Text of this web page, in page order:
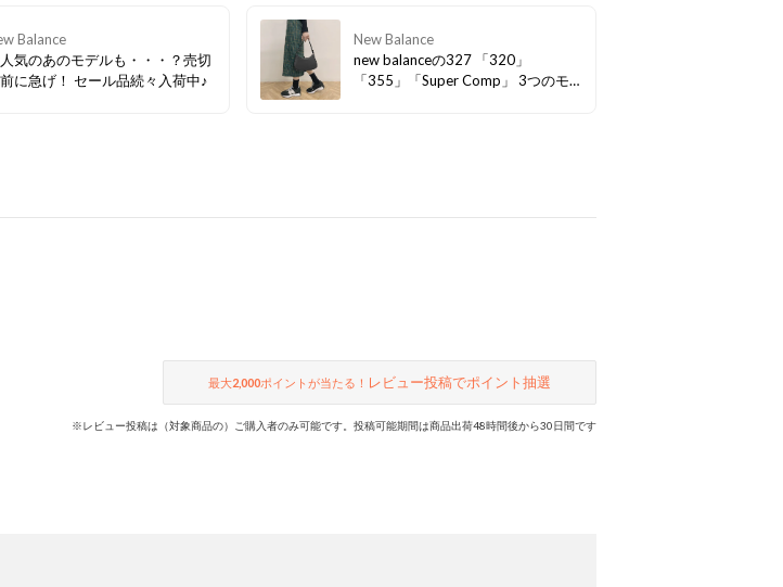
ーな要素を備えながらも普段の
なしにも取り入れやすい一足👞
Balance
気のあのモデルも・・・？売切
に急げ！ セール品続々入荷中♪
New Balance
new balanceの327 「320」
「355」「Super Comp」 3つのモ
最大2,000ポイントが当たる！ レビュー投稿でポイント抽選
※レビュー投稿は（対象商品の）ご購入者のみ可能です。投稿可能期間は商品出荷48時間後から30日間です